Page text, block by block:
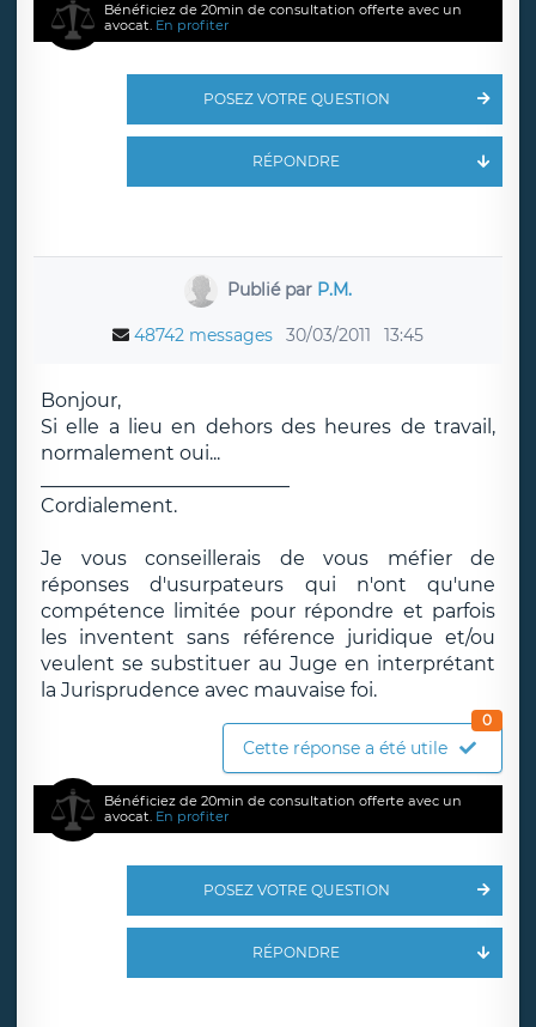
Bénéficiez de 20min de consultation offerte avec un
avocat. En profiter
POSEZ VOTRE QUESTION
RÉPONDRE
Publié par P.M.
48742 messages 30/03/2011 13:45
Bonjour,
Si elle a lieu en dehors des heures de travail,
normalement oui...
Cordialement.
Je vous conseillerais de vous méfier de
réponses d'usurpateurs qui n'ont qu'une
compétence limitée pour répondre et parfois
les inventent sans référence juridique et/ou
veulent se substituer au Juge en interprétant
la Jurisprudence avec mauvaise foi.
Cette réponse a été utile
0
Bénéficiez de 20min de consultation offerte avec un
avocat. En profiter
POSEZ VOTRE QUESTION
RÉPONDRE